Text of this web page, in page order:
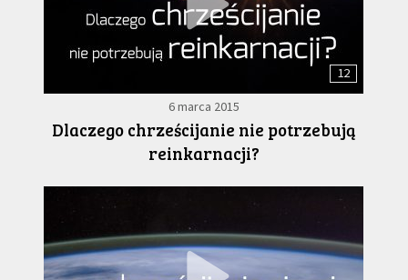
12
6 marca 2015
Dlaczego chrześcijanie nie potrzebują
reinkarnacji?